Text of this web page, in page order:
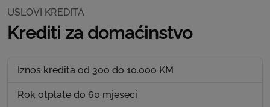
USLOVI KREDITA
Krediti za domaćinstvo
Iznos kredita od 300 do 10.000 KM
Rok otplate do 60 mjeseci